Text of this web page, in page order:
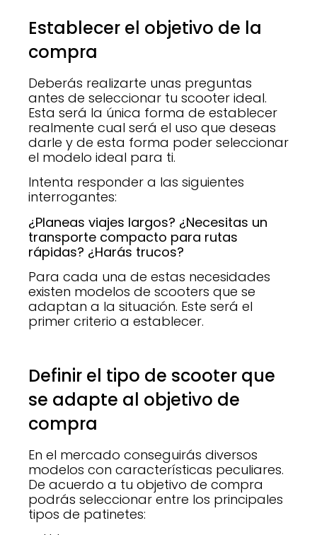
Establecer el objetivo de la
compra
Deberás realizarte unas preguntas
antes de seleccionar tu scooter ideal.
Esta será la única forma de establecer
realmente cual será el uso que deseas
darle y de esta forma poder seleccionar
el modelo ideal para ti.
Intenta responder a las siguientes
interrogantes:
¿Planeas viajes largos? ¿Necesitas un
transporte compacto para rutas
rápidas? ¿Harás trucos?
Para cada una de estas necesidades
existen modelos de scooters que se
adaptan a la situación. Este será el
primer criterio a establecer.
Definir el tipo de scooter que
se adapte al objetivo de
compra
En el mercado conseguirás diversos
modelos con características peculiares.
De acuerdo a tu objetivo de compra
podrás seleccionar entre los principales
tipos de patinetes: